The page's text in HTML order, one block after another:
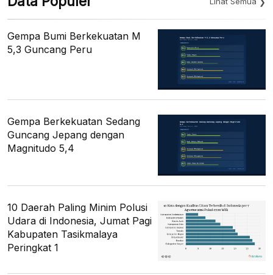
Gempa Bumi Berkekuatan M
5,3 Guncang Peru
Gempa Berkekuatan Sedang
Guncang Jepang dengan
Magnitudo 5,4
10 Daerah Paling Minim Polusi
Udara di Indonesia, Jumat Pagi
Kabupaten Tasikmalaya
Peringkat 1